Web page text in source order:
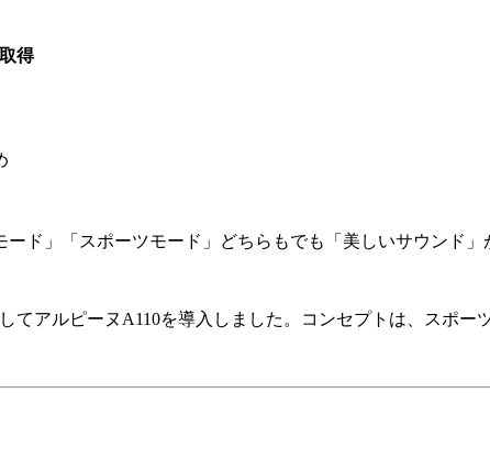
得
ド」「スポーツモード」どちらもでも「美しいサウンド」
てアルピーヌ A110を導入しました。コンセプトは、スポー